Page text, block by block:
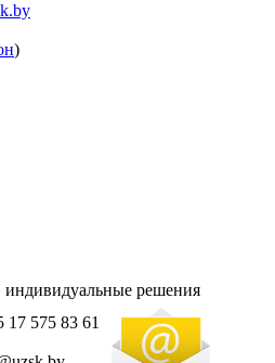
)
индивидуальные решения
17 575 83 61